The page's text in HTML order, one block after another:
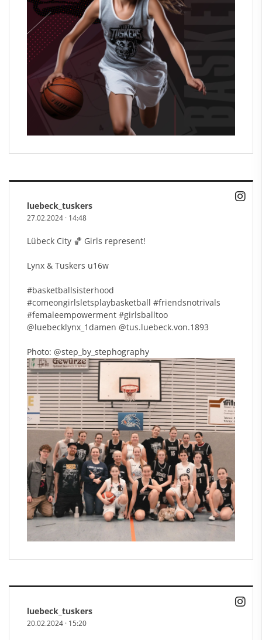
luebeck_tuskers
27.02.2024 · 14:48
Lübeck City 🏀 Girls represent!
Lynx & Tuskers u16w
#basketballsisterhood
#comeongirlsletsplaybasketball #friendsnotrivals
#femaleempowerment #girlsballtoo
@luebecklynx_1damen @tus.luebeck.von.1893
Photo: @step_by_stephography
luebeck_tuskers
20.02.2024 · 15:20